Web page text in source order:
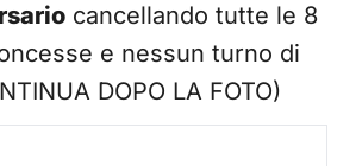
cancellando tutte le 8
e nessun turno di
DOPO LA FOTO)